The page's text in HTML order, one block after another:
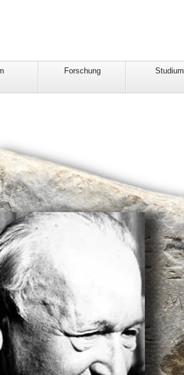
Forschung Studium